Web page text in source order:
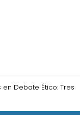
en Debate Ético: Tres